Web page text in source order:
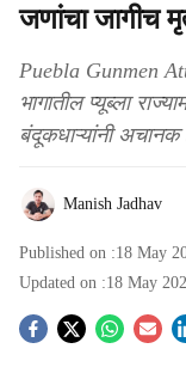
जणांचा जागीच
Puebla Gunmen
भागातील प्यूब्ला
बंदूकधाऱ्यांनी
Manish Jadhav
Published on :18 May
Updated on :18 May
S